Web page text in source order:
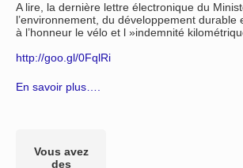
A lire, la dernière lettre électronique du
l’environnement, du développement durable
à l’honneur le vélo et l »indemnité
http://goo.gl/0FqlRi
En savoir plus….
Vous avez
des